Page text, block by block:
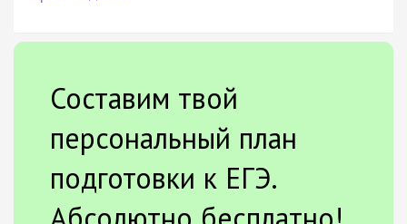
Составим твой
персональный план
подготовки к ЕГЭ.